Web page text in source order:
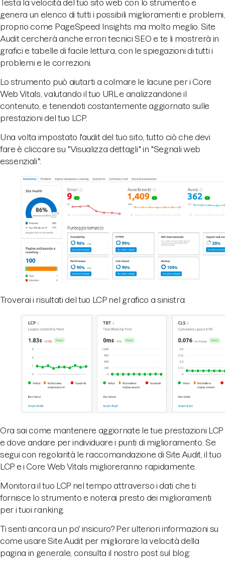
Testa la velocità del tuo sito web con lo strumento e
genera un elenco di tutti i possibili miglioramenti e problemi,
proprio come PageSpeed Insights ma molto meglio. Site
Audit cercherà anche errori tecnici SEO e te li mostrerà in
grafici e tabelle di facile lettura, con le spiegazioni di tutti i
problemi e le correzioni.
Lo strumento può aiutarti a colmare le lacune per i Core
Web Vitals, valutando il tuo URL e analizzandone il
contenuto, e tenendoti costantemente aggiornato sulle
prestazioni del tuo LCP.
Una volta impostato l'audit del tuo sito, tutto ciò che devi
fare è cliccare su "Visualizza dettagli" in "Segnali web
essenziali":
Troverai i risultati del tuo LCP nel grafico a sinistra:
Ora sai come mantenere aggiornate le tue prestazioni LCP
e dove andare per individuare i punti di miglioramento. Se
segui con regolarità le raccomandazione di Site Audit, il tuo
LCP e i Core Web Vitals miglioreranno rapidamente.
Monitora il tuo LCP nel tempo attraverso i dati che ti
fornisce lo strumento e noterai presto dei miglioramenti
per i tuoi ranking.
Ti senti ancora un po' insicuro? Per ulteriori informazioni su
come usare Site Audit per migliorare la velocità della
pagina in generale, consulta il nostro post sul blog: